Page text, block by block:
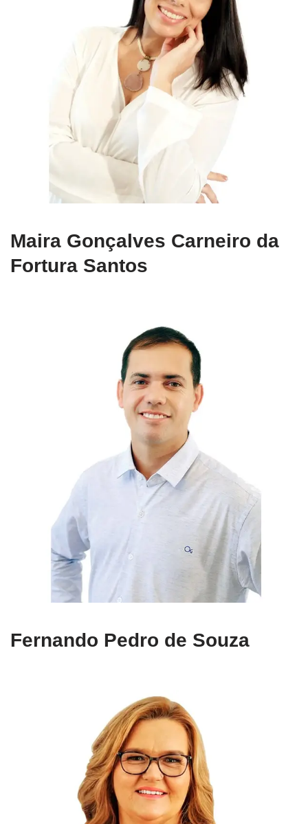
Maira Gonçalves Carneiro da
Fortura Santos
Fernando Pedro de Souza